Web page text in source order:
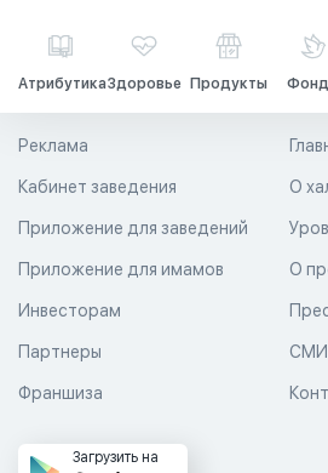
АтрибутикаЗдоровье Продукты
О
Реклама
Кабинет заведения
Приложение для заведений
Приложение для имамов О
СМИ
Инвесторам
Партнеры
Франшиза
Загрузить на